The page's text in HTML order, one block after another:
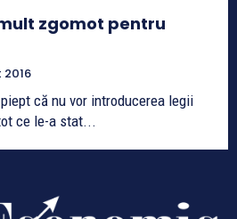
zgomot pentru
2016
că nu vor introducerea legii
ce le-a stat...